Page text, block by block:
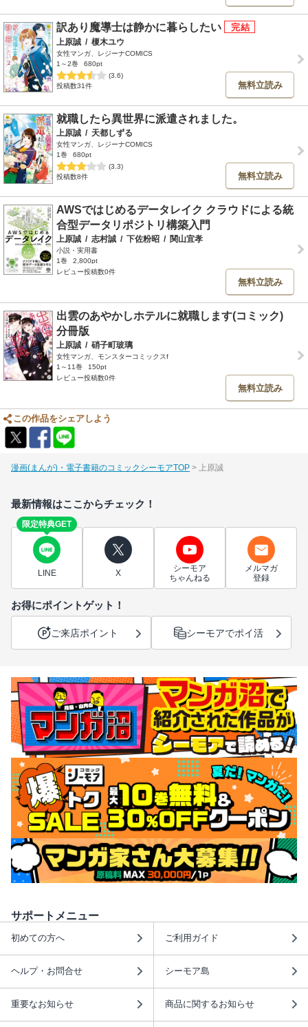
訳あり魔導士は静かに暮らしたい
上原誠 / 榎木ユウ
女性マンガ、レジーナCOMICS
1～2巻
680pt
(3.6)
投稿数31件
無料立読み
就職したら異世界に派遣されました。
上原誠 / 天都しずる
女性マンガ、レジーナCOMICS
1巻
680pt
(3.3)
投稿数8件
無料立読み
AWSではじめるデータレイク クラウドによる統
合型データリポジトリ構築入門
上原誠 / 志村誠 / 下佐粉昭 / 関山宜孝
小説・実用書
1巻
2,800pt
レビュー投稿数0件
無料立読み
出雲のあやかしホテルに就職します(コミック)
分冊版
上原誠 / 硝子町玻璃
女性マンガ、モンスターコミックスf
1～11巻
150pt
レビュー投稿数0件
無料立読み
この作品をシェアしよう
漫画(まんが)・電子書籍のコミックシーモアTOP 上原誠
最新情報はここからチェック！
限定特典GET
LINE X
シーモア
ちゃんねる
メルマガ
登録
お得にポイントゲット！
ご来店ポイント シーモアでポイ活
サポートメニュー
初めての方へ ご利用ガイド
ヘルプ・お問合せ シーモア島
重要なお知らせ 商品に関するお知らせ